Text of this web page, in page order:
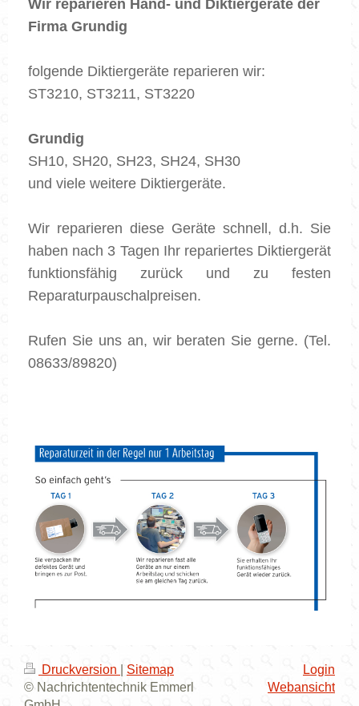
Wir reparieren Hand- und Diktiergeräte der
Firma Grundig
folgende Diktiergeräte reparieren wir:
ST3210, ST3211, ST3220
Grundig
SH10, SH20, SH23, SH24, SH30
und viele weitere Diktiergeräte.
Wir reparieren diese Geräte schnell, d.h. Sie
haben nach 3 Tagen Ihr repariertes Diktiergerät
funktionsfähig zurück und zu festen
Reparaturpauschalpreisen.
Rufen Sie uns an, wir beraten Sie gerne. (Tel.
08633/89820)
Druckversion
Sitemap
© Nachrichtentechnik Emmerl
Login
Webansicht